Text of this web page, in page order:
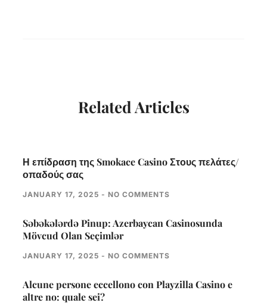
Related Articles
Η επίδραση της Smokace Casino Στους πελάτες/
οπαδούς σας
JANUARY 17, 2025 NO COMMENTS
Səbəkələrdə Pinup: Azerbaycan Casinosunda
Mövcud Olan Seçimlər
JANUARY 17, 2025 NO COMMENTS
Alcune persone eccellono con Playzilla Casino e
altre no: quale sei?